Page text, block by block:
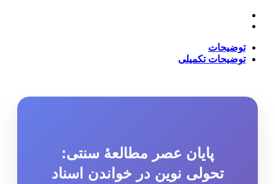
توضیحات
توضیحات تکمیلی
پایان عصر مطالعهٔ سنتی:
تحولی نوین در خواندن اسناد